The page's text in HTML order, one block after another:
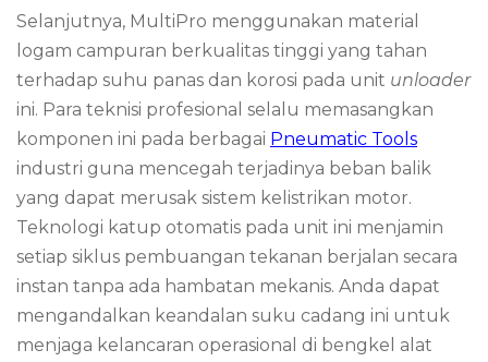
Selanjutnya, MultiPro menggunakan material
logam campuran berkualitas tinggi yang tahan
terhadap suhu panas dan korosi pada unit unloader
ini. Para teknisi profesional selalu memasangkan
komponen ini pada berbagai Pneumatic Tools
industri guna mencegah terjadinya beban balik
yang dapat merusak sistem kelistrikan motor.
Teknologi katup otomatis pada unit ini menjamin
setiap siklus pembuangan tekanan berjalan secara
instan tanpa ada hambatan mekanis. Anda dapat
mengandalkan keandalan suku cadang ini untuk
menjaga kelancaran operasional di bengkel alat